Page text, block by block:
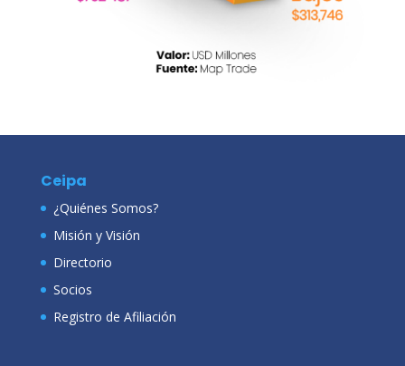
Ceipa
¿Quiénes Somos?
Misión y Visión
Directorio
Socios
Registro de Afiliación